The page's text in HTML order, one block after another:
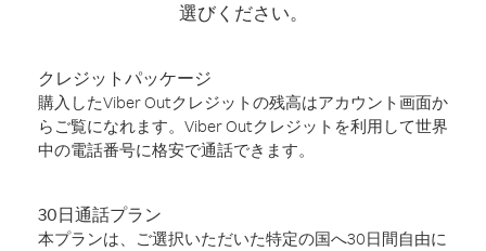
選びください。
クレジットパッケージ
購入したViber Outクレジットの残高はアカウント画面か
らご覧になれます。Viber Outクレジットを利用して世界
中の電話番号に格安で通話できます。
30日通話プラン
本プランは、ご選択いただいた特定の国へ30日間自由に